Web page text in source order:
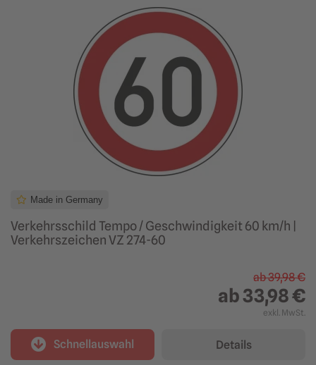
Made in Germany
Verkehrsschild Tempo / Geschwindigkeit 60 km/h |
Verkehrszeichen VZ 274-60
ab39,98 €
ab33,98 €
exkl. MwSt.
Schnellauswahl Details